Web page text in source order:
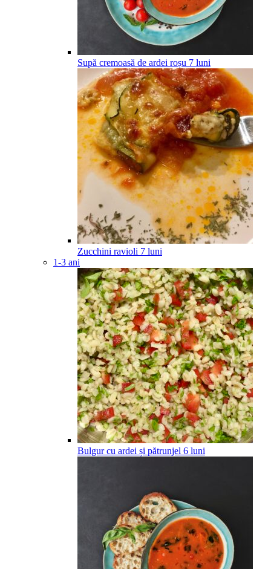
Supă cremoasă de ardei roșu 7 luni
Zucchini ravioli 7 luni
1-3 ani
Bulgur cu ardei și pătrunjel 6 luni